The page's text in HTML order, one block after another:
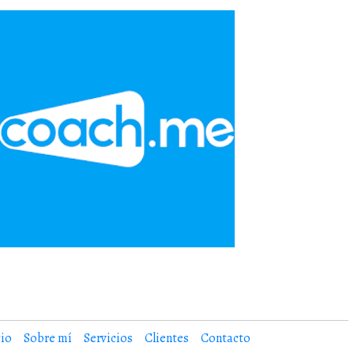
Sobre mí Servicios Clientes Contacto